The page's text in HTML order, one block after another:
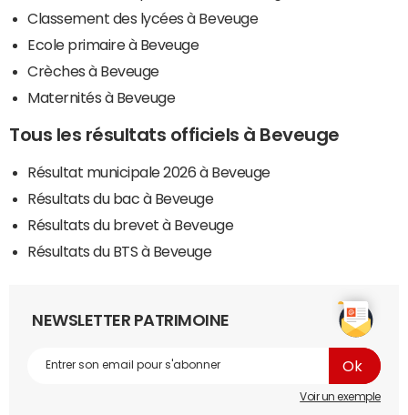
Classement des lycées à Beveuge
Ecole primaire à Beveuge
Crèches à Beveuge
Maternités à Beveuge
Tous les résultats officiels à Beveuge
Résultat municipale 2026 à Beveuge
Résultats du bac à Beveuge
Résultats du brevet à Beveuge
Résultats du BTS à Beveuge
NEWSLETTER PATRIMOINE
Voir un exemple